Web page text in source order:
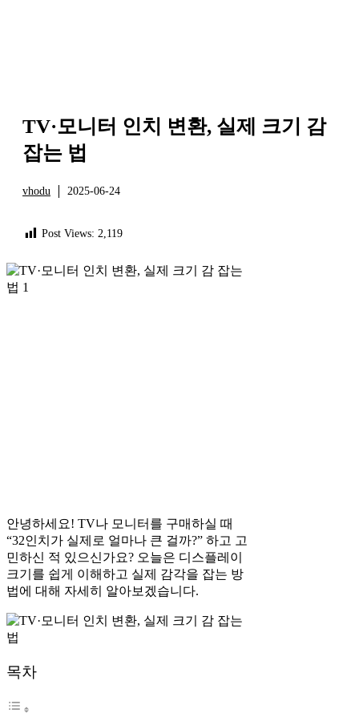
TV·모니터 인치 변환, 실제 크기 감
잡는 법
vhodu 2025-06-24
Post Views: 2,119
안녕하세요! TV나 모니터를 구매하실 때
“32인치가 실제로 얼마나 큰 걸까?” 하고 고
민하신 적 있으신가요? 오늘은 디스플레이
크기를 쉽게 이해하고 실제 감각을 잡는 방
법에 대해 자세히 알아보겠습니다.
목차